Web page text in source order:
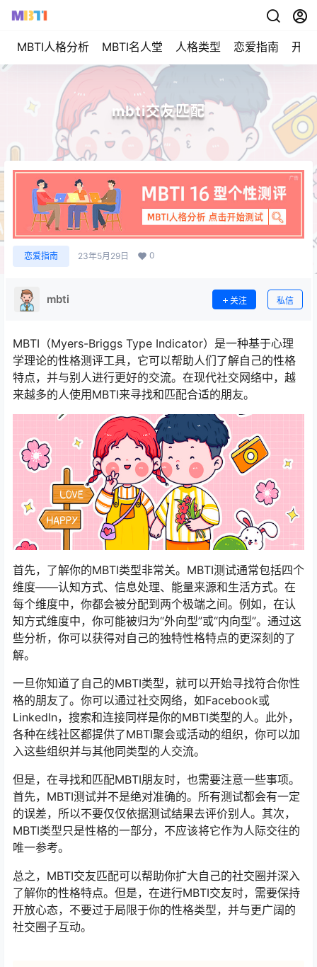
MBTI人格分析 MBTI名人堂 人格类型 恋爱指南 开始
mbti交友匹配
恋爱指南 23年5月29日 0
mbti 关注 私信
MBTI（Myers-Briggs Type Indicator）是一种基于心理
学理论的性格测评工具，它可以帮助人们了解自己的性格
特点，并与别人进行更好的交流。在现代社交网络中，越
来越多的人使用MBTI来寻找和匹配合适的朋友。
首先，了解你的MBTI类型非常关。MBTI测试通常包括四个
维度——认知方式、信息处理、能量来源和生活方式。在
每个维度中，你都会被分配到两个极端之间。例如，在认
知方式维度中，你可能被归为“外向型”或“内向型”。通过这
些分析，你可以获得对自己的独特性格特点的更深刻的了
解。
一旦你知道了自己的MBTI类型，就可以开始寻找符合你性
格的朋友了。你可以通过社交网络，如Facebook或
LinkedIn，搜索和连接同样是你的MBTI类型的人。此外，
各种在线社区都提供了MBTI聚会或活动的组织，你可以加
入这些组织并与其他同类型的人交流。
但是，在寻找和匹配MBTI朋友时，也需要注意一些事项。
首先，MBTI测试并不是绝对准确的。所有测试都会有一定
的误差，所以不要仅仅依据测试结果去评价别人。其次，
MBTI类型只是性格的一部分，不应该将它作为人际交往的
唯一参考。
总之，MBTI交友匹配可以帮助你扩大自己的社交圈并深入
了解你的性格特点。但是，在进行MBTI交友时，需要保持
开放心态，不要过于局限于你的性格类型，并与更广阔的
社交圈子互动。